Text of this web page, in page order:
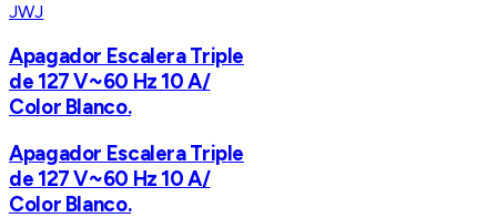
JWJ
Apagador Escalera Triple
de 127 V~60 Hz 10 A/
Color Blanco.
Apagador Escalera Triple
de 127 V~60 Hz 10 A/
Color Blanco.